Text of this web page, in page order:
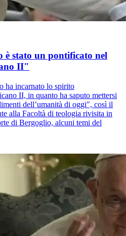
è stato un pontificato nel
II"
ha incarnato lo spirito
II, in quanto ha saputo mettersi
dell’umanità di oggi", così il
alla Facoltà di teologia rivisita in
di Bergoglio, alcuni temi del